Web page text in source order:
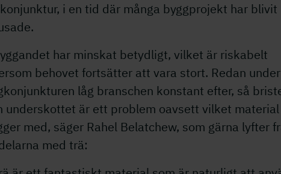
i en tid där många byggprojekt har blivit
har minskat betydligt, vilket är riskabelt
behovet fortsätter att vara stort. Redan under
låg branschen konstant efter, så
underskottet är ett problem oavsett vilket material
med, säger Rahel Belatchew, som gärna lyfter
med trä: